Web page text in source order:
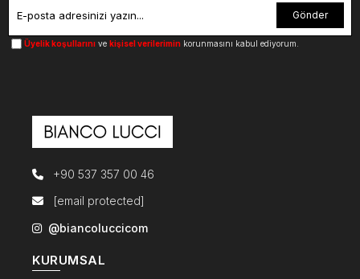
Gönder
Üyelik koşullarını ve kişisel verilerimin korunmasını kabul ediyorum.
+90 537 357 00 46
[email protected]
@biancoluccicom
KURUMSAL